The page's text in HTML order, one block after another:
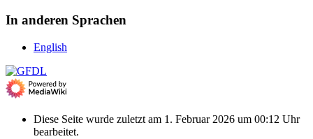
In anderen Sprachen
English
Diese Seite wurde zuletzt am 1. Februar 2026 um 00:12 Uhr
bearbeitet.